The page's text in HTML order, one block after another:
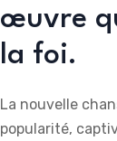
œuvre
la foi.
La nouvelle
popularité,